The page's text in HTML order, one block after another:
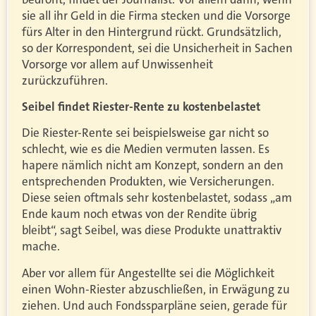
sie all ihr Geld in die Firma stecken und die Vorsorge
fürs Alter in den Hintergrund rückt. Grundsätzlich,
so der Korrespondent, sei die Unsicherheit in Sachen
Vorsorge vor allem auf Unwissenheit
zurückzuführen.
Seibel findet Riester-Rente zu kostenbelastet
Die Riester-Rente sei beispielsweise gar nicht so
schlecht, wie es die Medien vermuten lassen. Es
hapere nämlich nicht am Konzept, sondern an den
entsprechenden Produkten, wie Versicherungen.
Diese seien oftmals sehr kostenbelastet, sodass „am
Ende kaum noch etwas von der Rendite übrig
bleibt“, sagt Seibel, was diese Produkte unattraktiv
mache.
Aber vor allem für Angestellte sei die Möglichkeit
einen Wohn-Riester abzuschließen, in Erwägung zu
ziehen. Und auch Fondssparpläne seien, gerade für